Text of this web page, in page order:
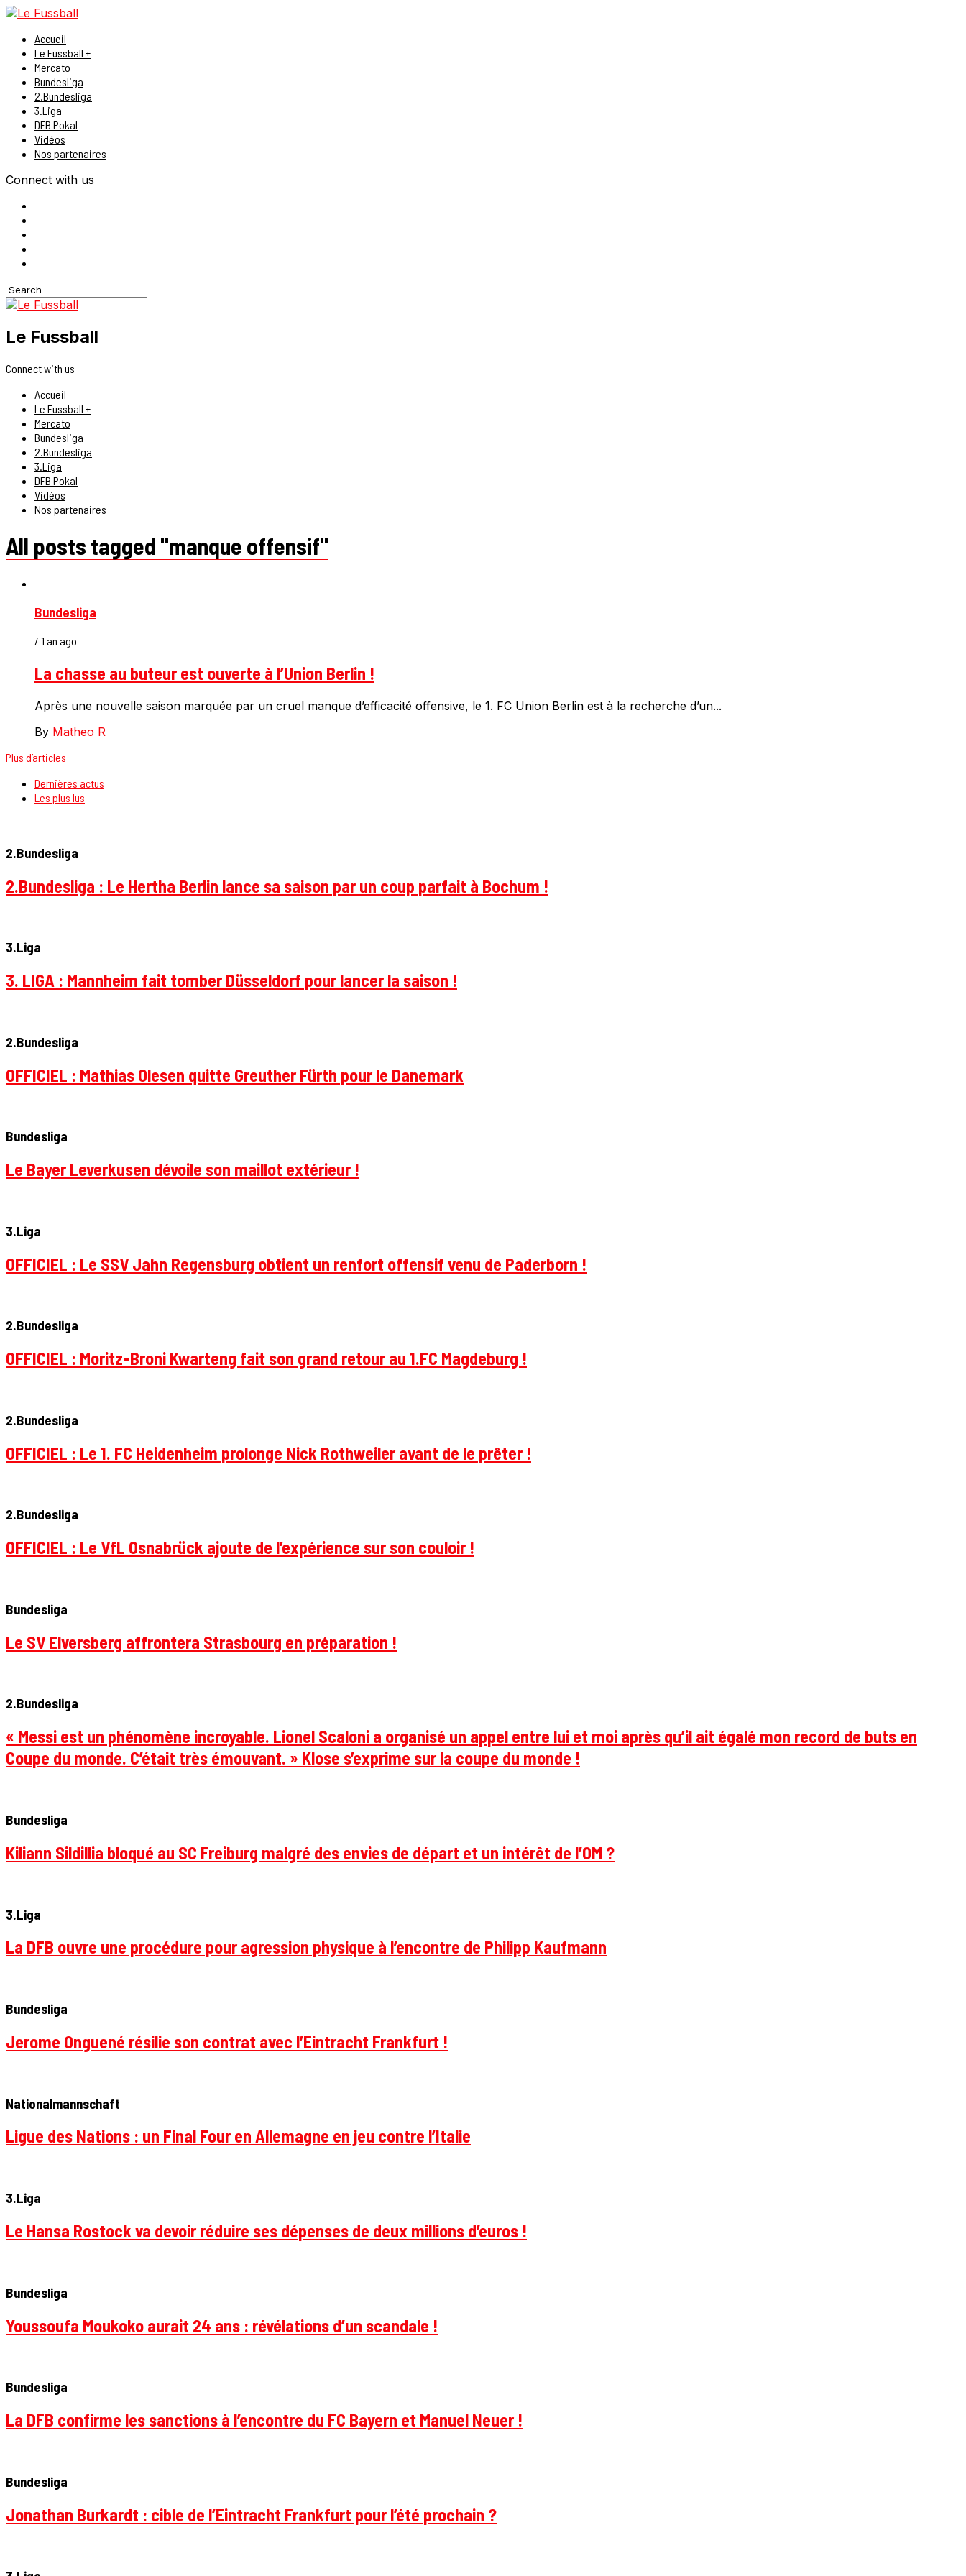
Accueil
Le Fussball +
Mercato
Bundesliga
2.Bundesliga
3.Liga
DFB Pokal
Vidéos
Nos partenaires
Connect with us
Le Fussball
Connect with us
Accueil
Le Fussball +
Mercato
Bundesliga
2.Bundesliga
3.Liga
DFB Pokal
Vidéos
Nos partenaires
All posts tagged "manque offensif"
Bundesliga
/ 1 an ago
La chasse au buteur est ouverte à l’Union Berlin !
Après une nouvelle saison marquée par un cruel manque d’efficacité offensive, le 1. FC Union Berlin est à la recherche d’un...
By Matheo R
Plus d’articles
Dernières actus
Les plus lus
2.Bundesliga
2.Bundesliga : Le Hertha Berlin lance sa saison par un coup parfait à Bochum !
3.Liga
3. LIGA : Mannheim fait tomber Düsseldorf pour lancer la saison !
2.Bundesliga
OFFICIEL : Mathias Olesen quitte Greuther Fürth pour le Danemark
Bundesliga
Le Bayer Leverkusen dévoile son maillot extérieur !
3.Liga
OFFICIEL : Le SSV Jahn Regensburg obtient un renfort offensif venu de Paderborn !
2.Bundesliga
OFFICIEL : Moritz-Broni Kwarteng fait son grand retour au 1.FC Magdeburg !
2.Bundesliga
OFFICIEL : Le 1. FC Heidenheim prolonge Nick Rothweiler avant de le prêter !
2.Bundesliga
OFFICIEL : Le VfL Osnabrück ajoute de l’expérience sur son couloir !
Bundesliga
Le SV Elversberg affrontera Strasbourg en préparation !
2.Bundesliga
« Messi est un phénomène incroyable. Lionel Scaloni a organisé un appel entre lui et moi après qu’il ait égalé mon record de buts en
Coupe du monde. C’était très émouvant. » Klose s’exprime sur la coupe du monde !
Bundesliga
Kiliann Sildillia bloqué au SC Freiburg malgré des envies de départ et un intérêt de l’OM ?
3.Liga
La DFB ouvre une procédure pour agression physique à l’encontre de Philipp Kaufmann
Bundesliga
Jerome Onguené résilie son contrat avec l’Eintracht Frankfurt !
Nationalmannschaft
Ligue des Nations : un Final Four en Allemagne en jeu contre l’Italie
3.Liga
Le Hansa Rostock va devoir réduire ses dépenses de deux millions d’euros !
Bundesliga
Youssoufa Moukoko aurait 24 ans : révélations d’un scandale !
Bundesliga
La DFB confirme les sanctions à l’encontre du FC Bayern et Manuel Neuer !
Bundesliga
Jonathan Burkardt : cible de l’Eintracht Frankfurt pour l’été prochain ?